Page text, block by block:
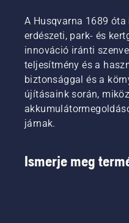
A Husqvarna 1689
erdészeti, park- és
innováció iránti
teljesítmény és a
biztonsággal és a
újításaink során,
járnak.
Ismerje meg